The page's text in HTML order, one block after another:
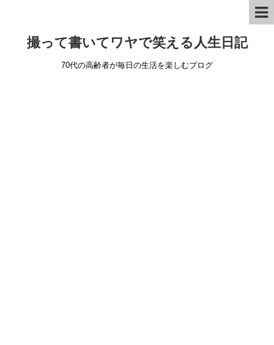
撮って書いてワヤで笑える人生日記
70代の高齢者が毎日の生活を楽しむブログ